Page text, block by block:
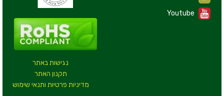
נגישות באתר
תקנון האתר
מדיניות פרטיות ותנאי שימוש
Youtube